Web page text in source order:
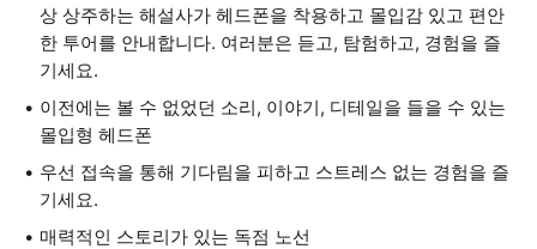
상 상주하는 해설사가 헤드폰을 착용하고 몰입감 있고 편안
한 투어를 안내합니다. 여러분은 듣고, 탐험하고, 경험을 즐
기세요.
이전에는 볼 수 없었던 소리, 이야기, 디테일을 들을 수 있는
몰입형 헤드폰
우선 접속을 통해 기다림을 피하고 스트레스 없는 경험을 즐
기세요.
매력적인 스토리가 있는 독점 노선